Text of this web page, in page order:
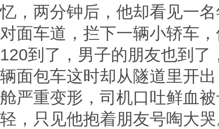
忆，两分钟后，他却看见一
对面车道，拦下一辆小轿车
120到了，男子的朋友也到
辆面包车这时却从隧道里开
舱严重变形，司机口吐鲜血
轻，只见他抱着朋友号啕大